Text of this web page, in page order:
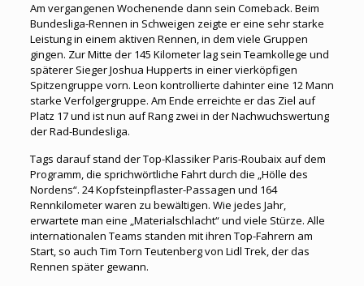
Am vergangenen Wochenende dann sein Comeback. Beim
Bundesliga-Rennen in Schweigen zeigte er eine sehr starke
Leistung in einem aktiven Rennen, in dem viele Gruppen
gingen. Zur Mitte der 145 Kilometer lag sein Teamkollege und
späterer Sieger Joshua Hupperts in einer vierköpfigen
Spitzengruppe vorn. Leon kontrollierte dahinter eine 12 Mann
starke Verfolgergruppe. Am Ende erreichte er das Ziel auf
Platz 17 und ist nun auf Rang zwei in der Nachwuchswertung
der Rad-Bundesliga.
Tags darauf stand der Top-Klassiker Paris-Roubaix auf dem
Programm, die sprichwörtliche Fahrt durch die „Hölle des
Nordens“. 24 Kopfsteinpflaster-Passagen und 164
Rennkilometer waren zu bewältigen. Wie jedes Jahr,
erwartete man eine „Materialschlacht“ und viele Stürze. Alle
internationalen Teams standen mit ihren Top-Fahrern am
Start, so auch Tim Torn Teutenberg von Lidl Trek, der das
Rennen später gewann.